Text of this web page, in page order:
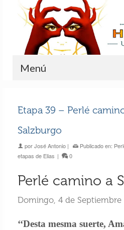
Menú
Etapa 39 – Perlé
Salzburgo
porJosé Antonio| Publicado en:
etapas de Elias | 0
Perlé camino a
Domingo, 4 de Septiembre
‘‘Desta mesma suerte,